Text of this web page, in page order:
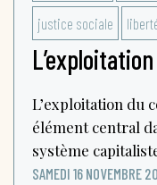
justice sociale
L’exploitation du
élément central
système
SAMEDI 16 NOVEMBRE